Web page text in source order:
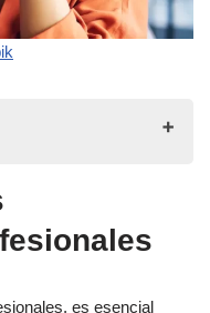
profesionales
es esencial